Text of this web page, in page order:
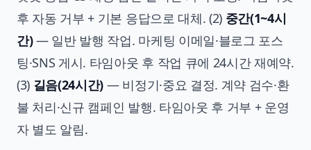
후 자동 거부 + 기본 응답으로 대체. (2) 중간(1~4시
간)— 일반 발행 작업. 마케팅 이메일·블로그 포스
팅·SNS 게시. 타임아웃 후 작업 큐에 24시간 재예약.
(3) 길음(24시간) — 비정기·중요 결정. 계약 검수·환
불 처리·신규 캠페인 발행. 타임아웃 후 거부 + 운영
자 별도 알림.